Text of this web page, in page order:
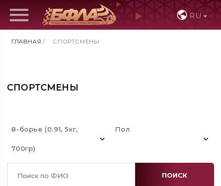
RU
ГЛАВНАЯ / СПОРТСМЕНЫ
СПОРТСМЕНЫ
8-борье (0.91, 5кг,
700гр)
Пол
ПОИСК